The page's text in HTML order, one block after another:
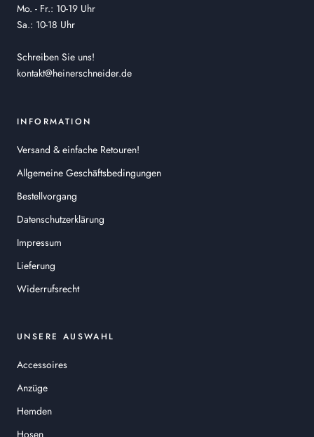
Mo. - Fr.: 10-19 Uhr
Sa.: 10-18 Uhr
Schreiben Sie uns!
kontakt@heinerschneider.de
INFORMATION
Versand & einfache Retouren!
Allgemeine Geschäftsbedingungen
Bestellvorgang
Datenschutzerklärung
Impressum
Lieferung
Widerrufsrecht
UNSERE AUSWAHL
Accessoires
Anzüge
Hemden
Hosen